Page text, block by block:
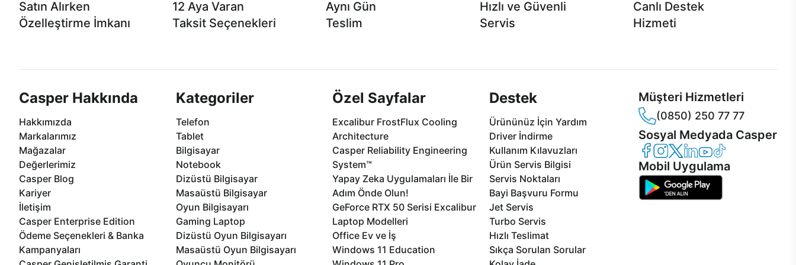
Satın Alırken
Özelleştirme İmkanı
12 Aya Varan
Taksit Seçenekleri
Aynı Gün
Teslim
Hızlı ve Güvenli
Servis
Canlı Destek
Hizmeti
Casper Hakkında
Hakkımızda
Markalarımız
Mağazalar
Değerlerimiz
Casper Blog
Kariyer
İletişim
Casper Enterprise Edition
Ödeme Seçenekleri & Banka
Kampanyaları
Kategoriler
Telefon
Tablet
Bilgisayar
Notebook
Dizüstü Bilgisayar
Masaüstü Bilgisayar
Oyun Bilgisayarı
Gaming Laptop
Dizüstü Oyun Bilgisayarı
Masaüstü Oyun Bilgisayarı
Özel Sayfalar
Excalibur FrostFlux Cooling
Architecture
Casper Reliability Engineering
System™
Yapay Zeka Uygulamaları İle Bir
Adım Önde Olun!
GeForce RTX 50 Serisi Excalibur
Laptop Modelleri
Office Ev ve İş
Windows 11 Education
Destek
Ürününüz İçin Yardım
Driver İndirme
Kullanım Kılavuzları
Ürün Servis Bilgisi
Servis Noktaları
Bayi Başvuru Formu
Jet Servis
Turbo Servis
Hızlı Teslimat
Sıkça Sorulan Sorular
Müşteri Hizmetleri
(0850) 250 77 77
Sosyal Medyada Casper
Casper Facebook
Casper Instagram
Casper Twitter
Casper LinkedIn
Casper YouTube
Casper TikTok
Mobil Uygulama